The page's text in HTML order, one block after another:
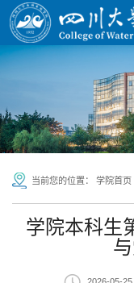
当前您的位置： 学院首页
学院本科生